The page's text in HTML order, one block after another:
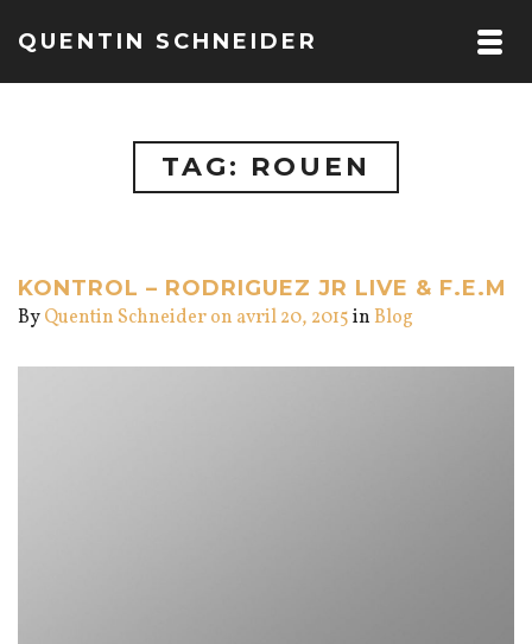
QUENTIN SCHNEIDER
TAG: ROUEN
KONTROL – RODRIGUEZ JR LIVE & F.E.M
ByQuentin Schneideron avril 20, 2015in Blog